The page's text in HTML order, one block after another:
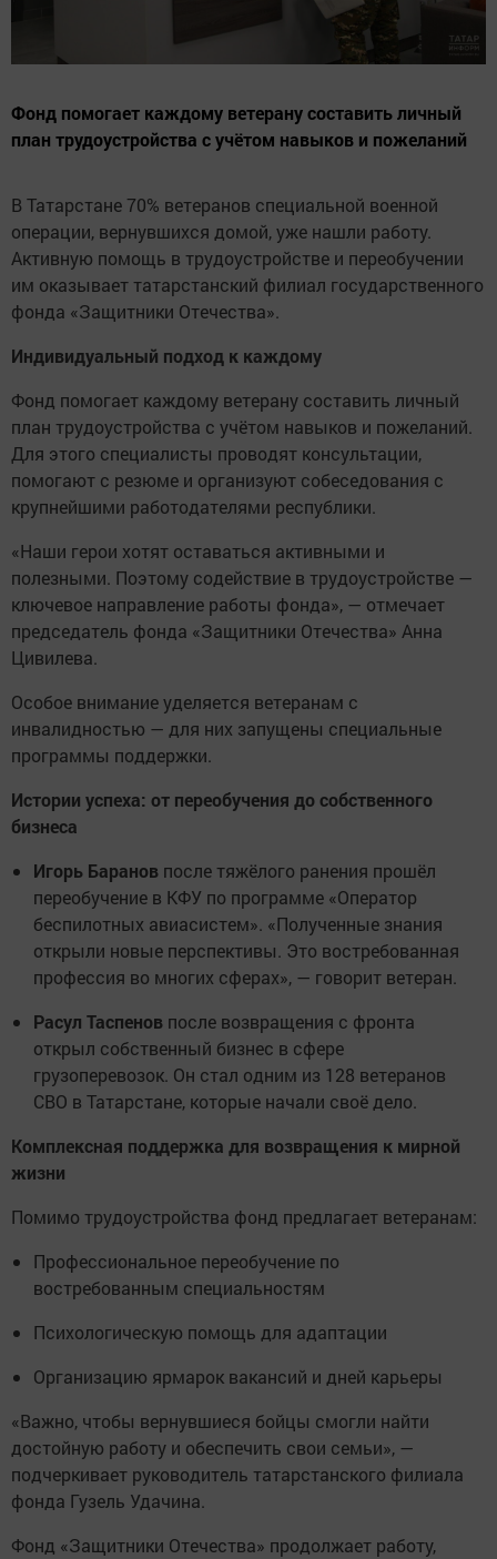
Фонд помогает каждому ветерану составить личный
план трудоустройства с учётом навыков и пожеланий
В Татарстане 70% ветеранов специальной военной
операции, вернувшихся домой, уже нашли работу.
Активную помощь в трудоустройстве и переобучении
им оказывает татарстанский филиал государственного
фонда «Защитники Отечества».
Индивидуальный подход к каждому
Фонд помогает каждому ветерану составить личный
план трудоустройства с учётом навыков и пожеланий.
Для этого специалисты проводят консультации,
помогают с резюме и организуют собеседования с
крупнейшими работодателями республики.
«Наши герои хотят оставаться активными и
полезными. Поэтому содействие в трудоустройстве —
ключевое направление работы фонда», — отмечает
председатель фонда «Защитники Отечества» Анна
Цивилева.
Особое внимание уделяется ветеранам с
инвалидностью — для них запущены специальные
программы поддержки.
Истории успеха: от переобучения до собственного
бизнеса
Игорь Баранов после тяжёлого ранения прошёл
переобучение в КФУ по программе «Оператор
беспилотных авиасистем». «Полученные знания
открыли новые перспективы. Это востребованная
профессия во многих сферах», — говорит ветеран.
Расул Таспенов после возвращения с фронта
открыл собственный бизнес в сфере
грузоперевозок. Он стал одним из 128 ветеранов
СВО в Татарстане, которые начали своё дело.
Комплексная поддержка для возвращения к мирной
жизни
Помимо трудоустройства фонд предлагает ветеранам:
Профессиональное переобучение по
востребованным специальностям
Психологическую помощь для адаптации
Организацию ярмарок вакансий и дней карьеры
«Важно, чтобы вернувшиеся бойцы смогли найти
достойную работу и обеспечить свои семьи», —
подчеркивает руководитель татарстанского филиала
фонда Гузель Удачина.
Фонд «Защитники Отечества» продолжает работу,